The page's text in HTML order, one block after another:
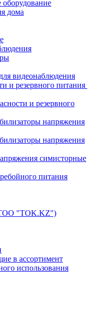
дома
видеонаблюдения
и резервного питания
и резервного
напряжения
напряжения
симисторные
питания
"TOK.KZ")
в ассортимент
использования